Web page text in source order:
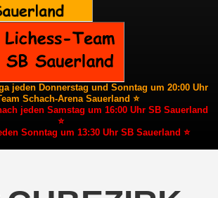
jeden Donnerstag und Sonntag um 20:00 Uhr
Schach-Arena Sauerland ⭐
jeden Samstag um 16:00 Uhr SB Sauerland
⭐
Sonntag um 13:30 Uhr SB Sauerland ⭐